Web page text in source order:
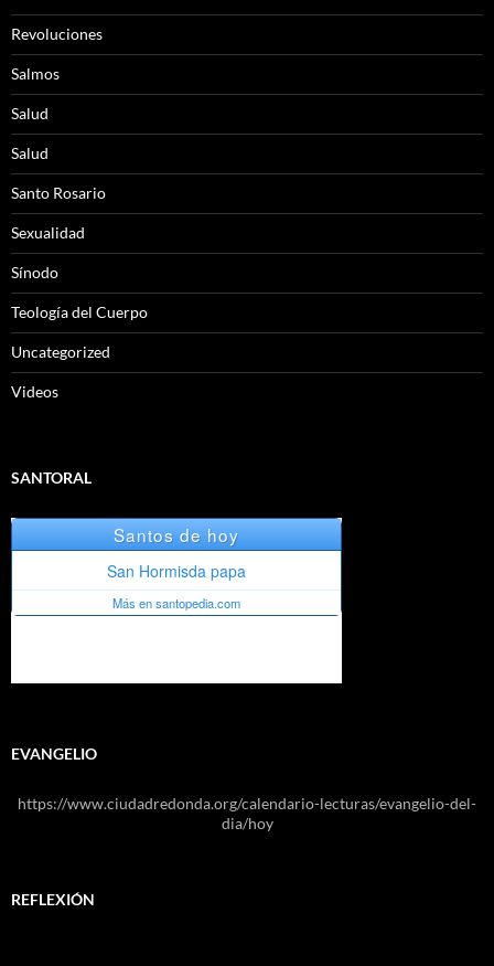
Revoluciones
Salmos
Salud
Salud
Santo Rosario
Sexualidad
Sínodo
Teología del Cuerpo
Uncategorized
Videos
SANTORAL
EVANGELIO
https://www.ciudadredonda.org/calendario-lecturas/evangelio-del-
dia/hoy
REFLEXIÓN